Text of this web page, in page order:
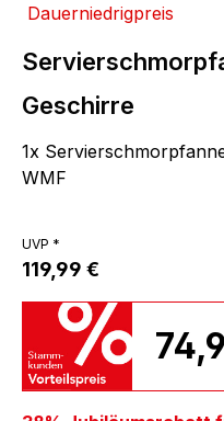
Dauerniedrigpreis
Geschirre
1x
WMF
UVP *
119,99 €